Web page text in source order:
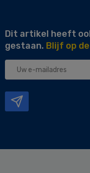
Dit artikel heeft
gestaan. Blijf op
Uw